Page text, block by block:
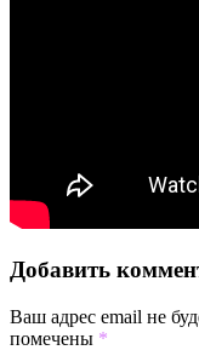
Добавить
Ваш адрес email не
помечены *